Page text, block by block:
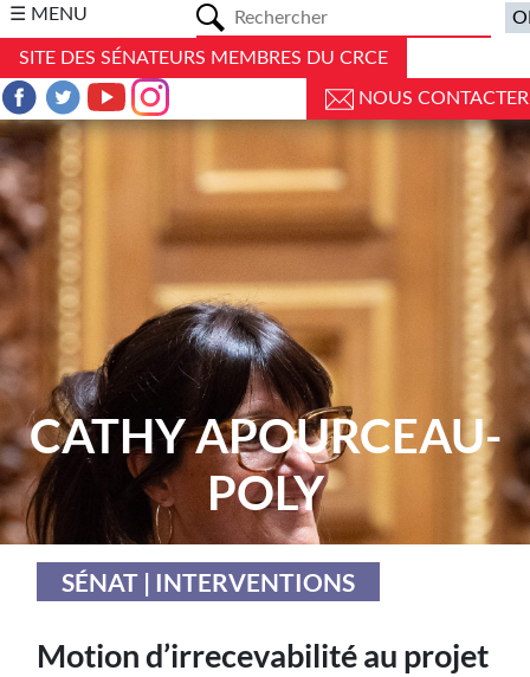
☰ MENU
SITE DES SÉNATEURS MEMBRES DU CRCE
NOUS CONTACTER
CATHY APOURCEAU-
POLY
SÉNAT | INTERVENTIONS
Motion d’irrecevabilité au projet